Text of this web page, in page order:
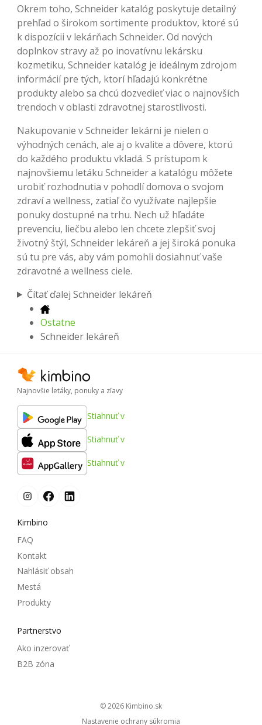
Okrem toho, Schneider katalóg poskytuje detailný
prehľad o širokom sortimente produktov, ktoré sú
k dispozícii v lekárňach Schneider. Od nových
doplnkov stravy až po inovatívnu lekársku
kozmetiku, Schneider katalóg je ideálnym zdrojom
informácií pre tých, ktorí hľadajú konkrétne
produkty alebo sa chcú dozvedieť viac o najnovších
trendoch v oblasti zdravotnej starostlivosti.
Nakupovanie v Schneider lekárni je nielen o
výhodných cenách, ale aj o kvalite a dôvere, ktorú
do každého produktu vkladá. S prístupom k
najnovšiemu letáku Schneider a katalógu môžete
urobiť rozhodnutia v pohodlí domova o svojom
zdraví a wellness, zatiaľ čo využívate najlepšie
ponuky dostupné na trhu. Nech už hľadáte
prevenciu, liečbu alebo len chcete zlepšiť svoj
životný štýl, Schneider lekáreň a jej široká ponuka
sú tu pre vás, aby vám pomohli dosiahnuť vaše
zdravotné a wellness ciele.
Čítať ďalej Schneider lekáreň
Ostatne
Schneider lekáreň
Najnovšie letáky, ponuky a zľavy
Stiahnuť v
Stiahnuť v
Stiahnuť v
Kimbino
FAQ
Kontakt
Nahlásiť obsah
Mestá
Produkty
Partnerstvo
Ako inzerovať
B2B zóna
© 2026
kimbino.sk
Nastavenie ochrany súkromia